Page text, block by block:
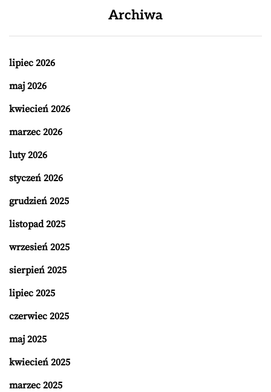
Archiwa
lipiec 2026
maj 2026
kwiecień 2026
marzec 2026
luty 2026
styczeń 2026
grudzień 2025
listopad 2025
wrzesień 2025
sierpień 2025
lipiec 2025
czerwiec 2025
maj 2025
kwiecień 2025
marzec 2025